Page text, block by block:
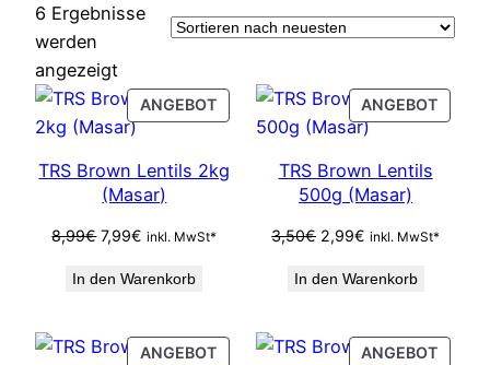
6 Ergebnisse
werden
angezeigtNach
neuesten
sortiert
ANGEBOTPRODUCT
ON
TRS Brown Lentils 2kg
(Masar)
8,99€ Ursprünglicher
war:
7,99€ Aktueller
ist:
inkl. MwSt*
In den Warenkorb
ANGEBOT
ON
TRS Brown Lentils
500g (Masar)
3,50€ Ursprünglicher
war:
2,99€ Aktueller
ist:
inkl. MwSt*
In den Warenkorb
ANGEBOTPRODUCT
ANGEBOT